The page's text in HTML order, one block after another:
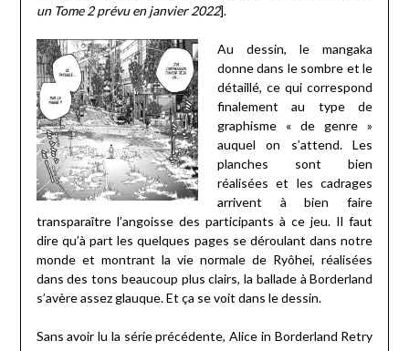
un Tome 2 prévu en janvier 2022].
Au dessin, le mangaka
donne dans le sombre et le
détaillé, ce qui correspond
finalement au type de
graphisme « de genre »
auquel on s’attend. Les
planches sont bien
réalisées et les cadrages
arrivent à bien faire
transparaître l’angoisse des participants à ce jeu. Il faut
dire qu’à part les quelques pages se déroulant dans notre
monde et montrant la vie normale de Ryôhei, réalisées
dans des tons beaucoup plus clairs, la ballade à Borderland
s’avère assez glauque. Et ça se voit dans le dessin.
Sans avoir lu la série précédente, Alice in Borderland Retry